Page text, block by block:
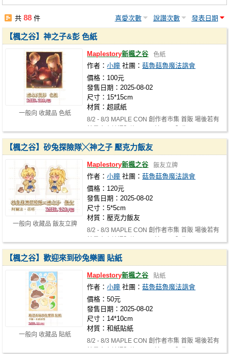
註冊會員
共88 件 喜愛次數 說讚次數 發表日期
一般向 收藏品 色紙
【楓之谷】神之子&彭 色紙
Maplestory新楓之谷 色紙
作者：小瞳 社團：菇魯菇魯魔法諧會
價格：100元
發售日期：2025-08-02
尺寸：15*15cm
材質：超感紙
8/2 - 8/3 MAPLE CON 創作者市集 首販 場後若有
一般向 收藏品 飯友立牌
【楓之谷】砂兔探險隊╳神之子 壓克力飯友
Maplestory新楓之谷 飯友立牌
作者：小瞳 社團：菇魯菇魯魔法諧會
價格：120元
發售日期：2025-08-02
尺寸：5*5cm
材質：壓克力飯友
8/2 - 8/3 MAPLE CON 創作者市集 首販 場後若有
一般向 收藏品 貼紙
【楓之谷】歡迎來到砂兔樂園 貼紙
Maplestory新楓之谷 貼紙
作者：小瞳 社團：菇魯菇魯魔法諧會
價格：50元
發售日期：2025-08-02
尺寸：14*10cm
材質：和紙貼紙
8/2 - 8/3 MAPLE CON 創作者市集 首販 場後若有